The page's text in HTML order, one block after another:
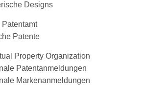
Designs
Patente
Property Organization
Patentanmeldungen
Markenanmeldungen